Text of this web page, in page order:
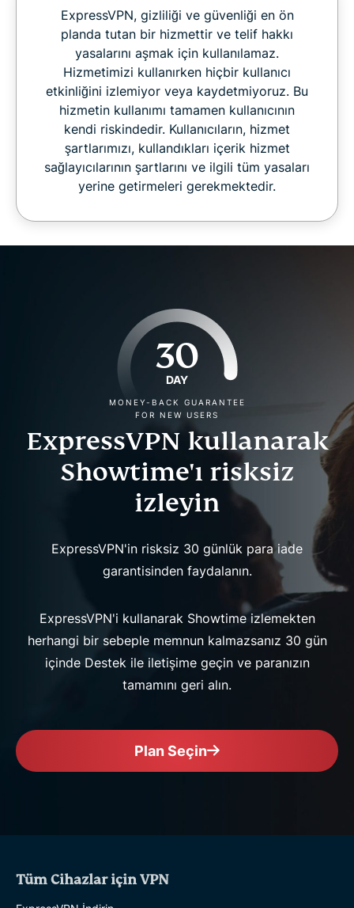
ExpressVPN, gizliliği ve güvenliği en ön
planda tutan bir hizmettir ve telif hakkı
yasalarını aşmak için kullanılamaz.
Hizmetimizi kullanırken hiçbir kullanıcı
etkinliğini izlemiyor veya kaydetmiyoruz. Bu
hizmetin kullanımı tamamen kullanıcının
kendi riskindedir. Kullanıcıların, hizmet
şartlarımızı, kullandıkları içerik hizmet
sağlayıcılarının şartlarını ve ilgili tüm yasaları
yerine getirmeleri gerekmektedir.
30
DAY
MONEY-BACK GUARANTEE
FOR NEW USERS
ExpressVPN kullanarak
Showtime'ı risksiz
izleyin
ExpressVPN'in risksiz 30 günlük para iade
garantisinden faydalanın.
ExpressVPN'i kullanarak Showtime izlemekten
herhangi bir sebeple memnun kalmazsanız 30 gün
içinde Destek ile iletişime geçin ve paranızın
tamamını geri alın.
Plan Seçin
Tüm Cihazlar için VPN